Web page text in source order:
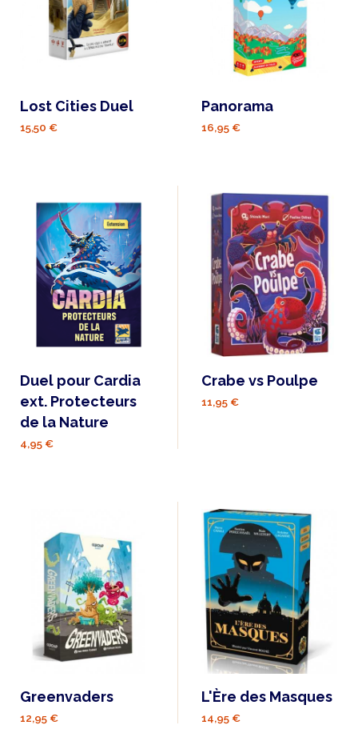
Lost Cities Duel
15,50 €
Panorama
16,95 €
Duel pour Cardia
ext. Protecteurs
de la Nature
4,95 €
Crabe vs Poulpe
11,95 €
Greenvaders
12,95 €
L'Ère des Masques
14,95 €